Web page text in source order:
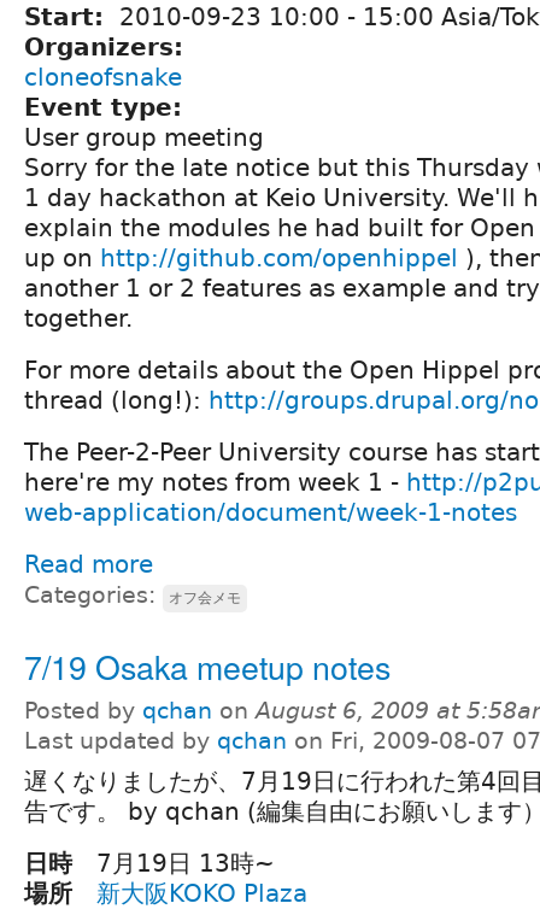
Start: 2010-09-23 10:00 - 15:00 Asia/
Organizers:
cloneofsnake
Event type:
User group meeting
Sorry for the late notice but this
1 day hackathon at Keio University. We'll
explain the modules he had built for
up on http://github.com/openhippel ),
another 1 or 2 features as example and
together.
For more details about the Open Hippel
thread (long!): http://groups.drupal.org/
The Peer-2-Peer University course has
here're my notes from week 1 - http://
web-application/document/week-1-notes
Read more
Categories: オフ会メモ
7/19 Osaka meetup notes
Posted by qchan onAugust 6, 2009 at
Last updated by qchan on Fri, 2009-08-07
遅くなりましたが、7月19日に行われた第4回
告です。 by qchan (編集自由にお願いします
日時7月19日 13時~
場所
新大阪KOKO Plaza